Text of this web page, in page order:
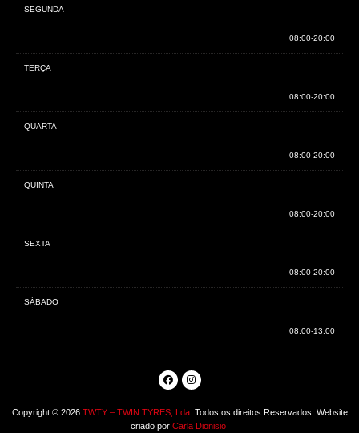
SEGUNDA
08:00-20:00
TERÇA
08:00-20:00
QUARTA
08:00-20:00
QUINTA
08:00-20:00
SEXTA
08:00-20:00
SÁBADO
08:00-13:00
Copyright © 2026 TWTY – TWIN TYRES, Lda. Todos os direitos Reservados. Website
criado por Carla Dionisio